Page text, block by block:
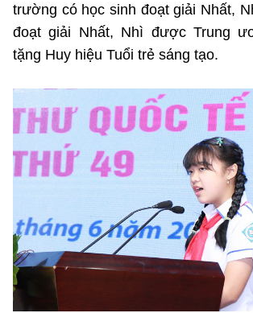
trường có học sinh đoạt giải Nhất,
đoạt giải Nhất, Nhì được Trung
tặng Huy hiệu Tuổi trẻ sáng tạo.